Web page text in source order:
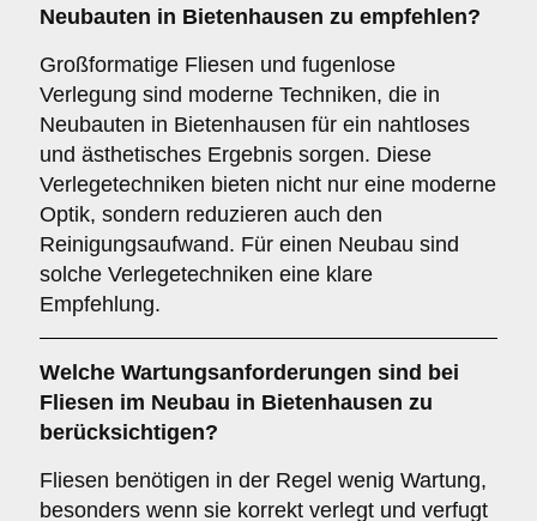
Neubauten in Bietenhausen zu empfehlen?
Großformatige Fliesen und fugenlose
Verlegung sind moderne Techniken, die in
Neubauten in Bietenhausen für ein nahtloses
und ästhetisches Ergebnis sorgen. Diese
Verlegetechniken bieten nicht nur eine moderne
Optik, sondern reduzieren auch den
Reinigungsaufwand. Für einen Neubau sind
solche Verlegetechniken eine klare
Empfehlung.
Welche Wartungsanforderungen sind bei
Fliesen im Neubau in Bietenhausen zu
berücksichtigen?
Fliesen benötigen in der Regel wenig Wartung,
besonders wenn sie korrekt verlegt und verfugt